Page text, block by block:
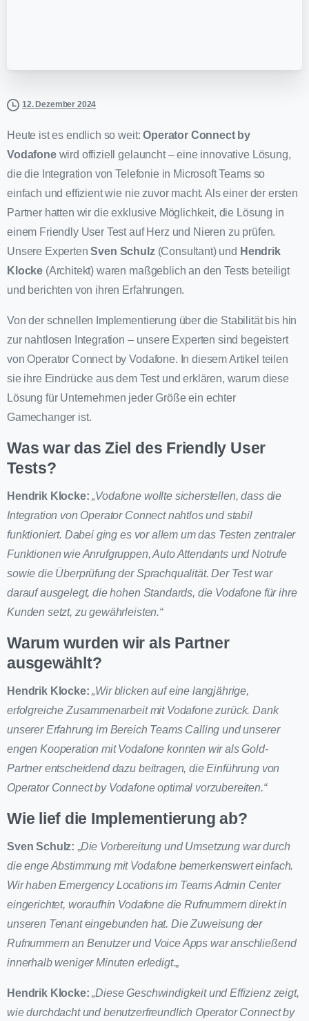
12. Dezember 2024
Heute ist es endlich so weit:Operator Connect by
Vodafonewird offiziell gelauncht – eine innovative Lösung,
die die Integration von Telefonie in Microsoft Teams so
einfach und effizient wie nie zuvor macht. Als einer der ersten
Partner hatten wir die exklusive Möglichkeit, die Lösung in
einem Friendly User Test auf Herz und Nieren zu prüfen.
Unsere ExpertenSven Schulz(Consultant) und Hendrik
Klocke (Architekt) waren maßgeblich an den Tests beteiligt
und berichten von ihren Erfahrungen.
Von der schnellen Implementierung über die Stabilität bis hin
zur nahtlosen Integration – unsere Experten sind begeistert
von Operator Connect by Vodafone. In diesem Artikel teilen
sie ihre Eindrücke aus dem Test und erklären, warum diese
Lösung für Unternehmen jeder Größe ein echter
Gamechanger ist.
Was war das Ziel des Friendly User
Tests?
Hendrik Klocke: „Vodafone wollte sicherstellen, dass die
Integration von Operator Connect nahtlos und stabil
funktioniert. Dabei ging es vor allem um das Testen zentraler
Funktionen wie Anrufgruppen, Auto Attendants und Notrufe
sowie die Überprüfung der Sprachqualität. Der Test war
darauf ausgelegt, die hohen Standards, die Vodafone für ihre
Kunden setzt, zu gewährleisten.“
Warum wurden wir als Partner
ausgewählt?
Hendrik Klocke: „Wir blicken auf eine langjährige,
erfolgreiche Zusammenarbeit mit Vodafone zurück. Dank
unserer Erfahrung im Bereich Teams Calling und unserer
engen Kooperation mit Vodafone konnten wir als Gold-
Partner entscheidend dazu beitragen, die Einführung von
Operator Connect by Vodafone optimal vorzubereiten.“
Wie lief die Implementierung ab?
Sven Schulz: „Die Vorbereitung und Umsetzung war durch
die enge Abstimmung mit Vodafone bemerkenswert einfach.
Wir haben Emergency Locations im Teams Admin Center
eingerichtet, woraufhin Vodafone die Rufnummern direkt in
unseren Tenant eingebunden hat. Die Zuweisung der
Rufnummern an Benutzer und Voice Apps war anschließend
innerhalb weniger Minuten erledigt.„
Hendrik Klocke: „Diese Geschwindigkeit und Effizienz zeigt,
wie durchdacht und benutzerfreundlich Operator Connect by